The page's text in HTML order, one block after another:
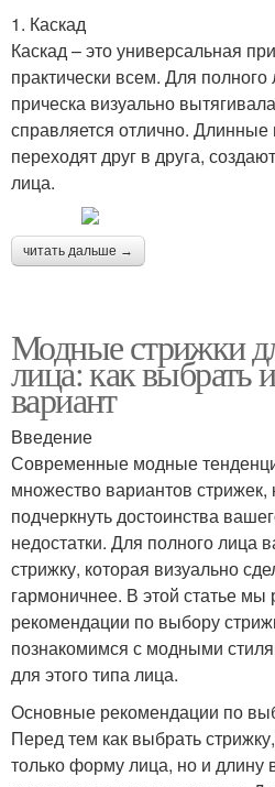
1. Каскад
Каскад – это универсальная
практически всем. Для
прическа визуально
справляется отлично.
переходят друг в друга,
лица.
читать дальше →
Модные стрижки
лица: как выбрать
вариант
Введение
Современные модные
множество вариантов стрижек,
подчеркнуть достоинства
недостатки. Для полного лица
стрижку, которая визуально
гармоничнее. В этой статье
рекомендации по выбору
познакомимся с модными
для этого типа лица.
Основные рекомендации по
Перед тем как выбрать
только форму лица, но и длину